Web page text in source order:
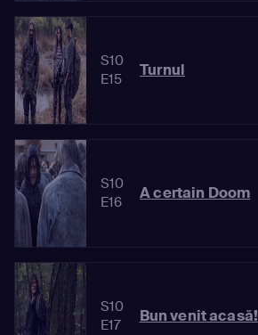
S10
E15
Turnul
S10
E16
A certain Doom
S10
E17
Bun venit acasă!